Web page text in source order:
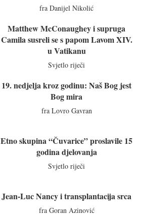
fra Danijel Nikolić
Matthew McConaughey i supruga
Camila susreli se s papom Lavom XIV.
u Vatikanu
Svjetlo riječi
19. nedjelja kroz godinu: Naš Bog jest
Bog mira
fra Lovro Gavran
Etno skupina “Čuvarice” proslavile 15
godina djelovanja
Svjetlo riječi
Jean-Luc Nancy i transplantacija srca
fra Goran Azinović